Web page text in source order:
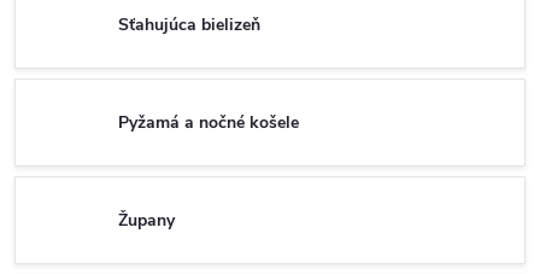
Sťahujúca bielizeň
Pyžamá a nočné košele
Župany